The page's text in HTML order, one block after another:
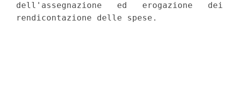
dell'assegnazione   ed   erogazione